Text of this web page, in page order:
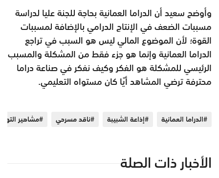
وأوضح سعيد أن الدراما العمانية بحاجة للجنة عليا لدراسة
مسببات الضعف في الإنتاج الدرامي بالإضافة لمسببات
القوة؛ لأن الموضوع المالي ليس هو السبب في تراجع
الدراما العمانية وإنما هو جزء فقط من المشكلة والمسبب
الرئيسي للمشكلة هو الفكر وكيف نفكر في صناعة دراما
محترفة ترضي المشاهد أيًا كان مستواه التعليمي.
#الدراما العمانية #إذاعة الشبيبة #ناقد مسرحي #مشاهير
الأخبار ذات الصلة